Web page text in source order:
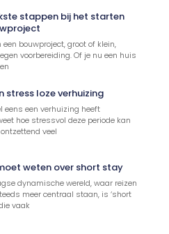
stappen bij het starten
bouwproject, groot of klein,
voorbereiding. Of je nu een huis
stress loze verhuizing
eens een verhuizing heeft
hoe stressvol deze periode kan
veel
weten over short stay
dynamische wereld, waar reizen
meer centraal staan, is ‘short
vaak